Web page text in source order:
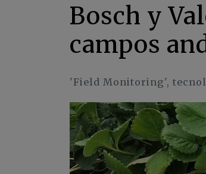
Bosch y
campos
'Field Monitoring',